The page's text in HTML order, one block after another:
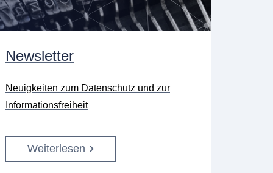
Newsletter
Neuigkeiten zum Datenschutz und zur
Informationsfreiheit
Weiterlesen